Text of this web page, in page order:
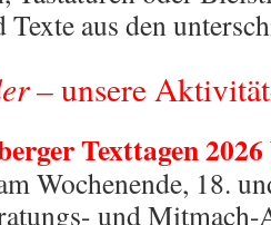
Texte aus den
–unsere
Texttagen 2026
Wochenende, 18.
und Mitmach-